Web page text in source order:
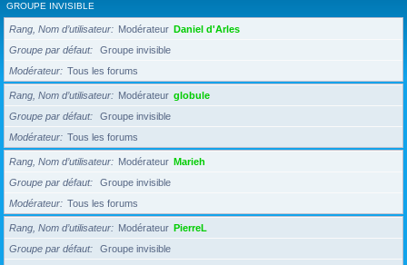
GROUPE INVISIBLE
Rang, Nom d’utilisateur Modérateur Daniel d'Arles
Groupe par défaut
Groupe invisible
Modérateur
Tous les forums
Rang, Nom d’utilisateur Modérateur globule
Groupe par défaut
Groupe invisible
Modérateur
Tous les forums
Rang, Nom d’utilisateur Modérateur Marieh
Groupe par défaut
Groupe invisible
Modérateur
Tous les forums
Rang, Nom d’utilisateur Modérateur PierreL
Groupe par défaut
Groupe invisible